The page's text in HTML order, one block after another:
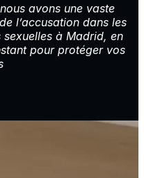
avons une vaste
l’accusation dans les
à Madrid, en
pour protéger vos